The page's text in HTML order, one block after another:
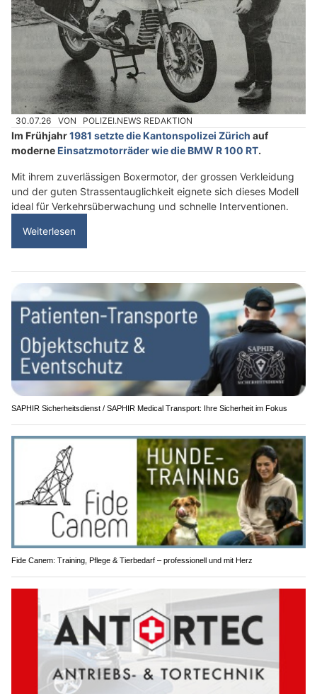
30.07.26 VON POLIZEI.NEWS REDAKTION
Im Frühjahr1981 setzte die Kantonspolizei Zürich auf
moderneEinsatzmotorräder wie die BMW R 100 RT.
Mit ihrem zuverlässigen Boxermotor, der grossen Verkleidung
und der guten Strassentauglichkeit eignete sich dieses Modell
ideal für Verkehrsüberwachung und schnelle Interventionen.
Weiterlesen
SAPHIR Sicherheitsdienst / SAPHIR Medical Transport: Ihre Sicherheit im Fokus
Fide Canem: Training, Pflege & Tierbedarf – professionell und mit Herz